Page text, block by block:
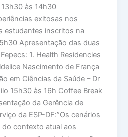
às 14h30
exitosas nos
estudantes inscritos na
Apresentação das duas
1. Health Residencies
Nascimento de França
em Ciências da Saúde – Dr
15h30 às 16h Coffee Break
da Gerência de
da ESP-DF:”Os cenários
do contexto atual aos